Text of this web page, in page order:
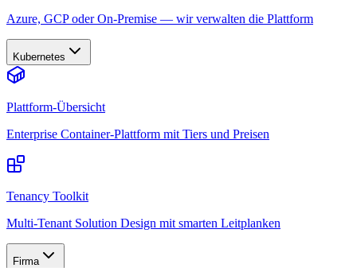
Azure, GCP oder On-Premise — wir verwalten die Plattform
Kubernetes
Plattform-Übersicht
Enterprise Container-Plattform mit Tiers und Preisen
Tenancy Toolkit
Multi-Tenant Solution Design mit smarten Leitplanken
Firma